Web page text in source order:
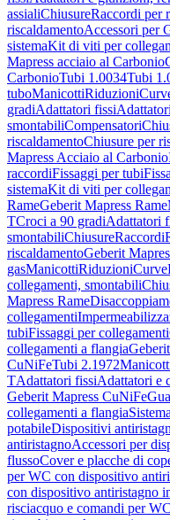
assialiChiusureRaccordi per
riscaldamentoAccessori per
sistemaKit di viti per
Mapress acciaio al Carbonio
CarbonioTubi 1.0034Tubi
tuboManicottiRiduzioni
gradiAdattatori fissi
smontabiliCompensatori
riscaldamentoChiusure per
Mapress Acciaio al Carbonio
raccordiFissaggi per tubi
sistemaKit di viti per
RameGeberit Mapress Rame
TCroci a 90 gradiAdattatori
smontabiliChiusureRaccordi
riscaldamentoGeberit
gasManicottiRiduzioniCurve
collegamenti, smontabili
Mapress Rame
collegamenti
tubiFissaggi per collegamenti
collegamenti a flangia
CuNiFeTubi 2.1972
TAdattatori fissiAdattatori e
Geberit Mapress CuNiFe
collegamenti a flangia
potabileDispositivi
antiristagnoAccessori per
flussoCover e placche di
per WC con dispositivo
con dispositivo antiristagno
risciacquo e comandi per